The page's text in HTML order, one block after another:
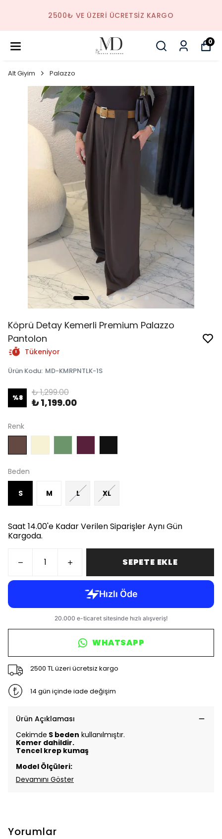
2500₺ VE ÜZERI ÜCRETSIZ KARGO
0
Alt Giyim Palazzo
Köprü Detay Kemerli Premium Palazzo
Pantolon
Tükeniyor
Ürün Kodu: MD-KMRPNTLK-1S
%8 ₺ 1,299.00
₺ 1,199.00
Renk
Beden
S M L XL
Saat 14.00'e Kadar Verilen Siparişler Aynı Gün
Kargoda.
SEPETE EKLE
WHATSAPP
2500 TL üzeri ücretsiz kargo
14 gün içinde iade değişim
Ürün Açıklaması
Çekimde S beden kullanılmıştır.
Kemer dahildir.
Tencel krep kumaş
Model Ölçüleri:
Devamını Göster
Yorumlar